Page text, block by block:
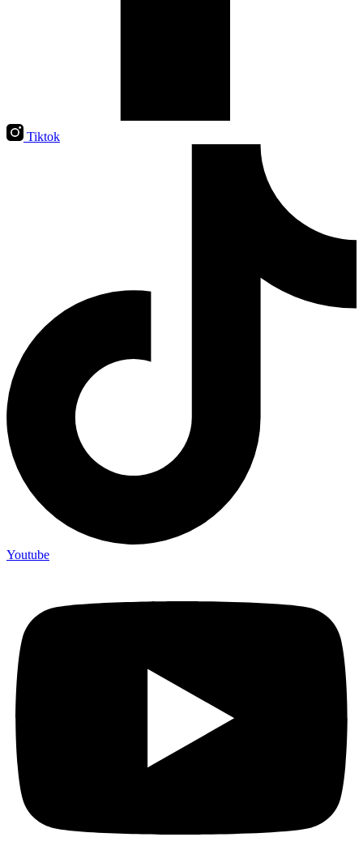
Tiktok
Youtube